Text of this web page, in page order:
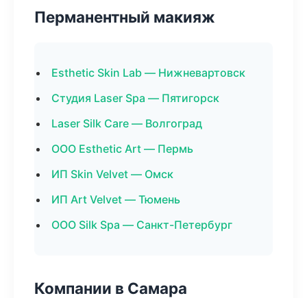
Перманентный макияж
Esthetic Skin Lab — Нижневартовск
Студия Laser Spa — Пятигорск
Laser Silk Care — Волгоград
ООО Esthetic Art — Пермь
ИП Skin Velvet — Омск
ИП Art Velvet — Тюмень
ООО Silk Spa — Санкт-Петербург
Компании в Самара